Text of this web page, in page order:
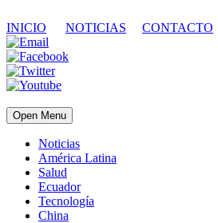
INICIO NOTICIAS CONTACTO
Open Menu
Noticias
América Latina
Salud
Ecuador
Tecnología
China